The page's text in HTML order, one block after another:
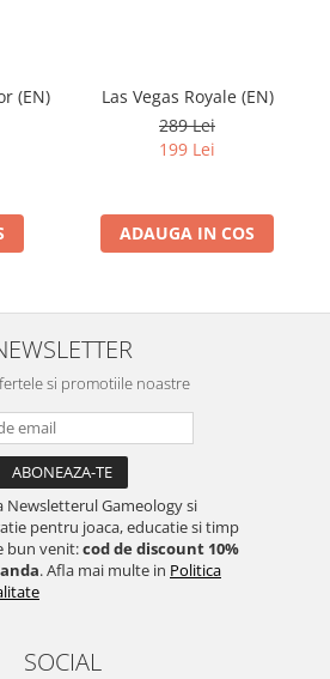
(EN)
Las Vegas Royale (EN)
289 Lei
199 Lei
ADAUGA IN COS
si promotiile noastre
Newsletterul Gameology si
pentru joaca, educatie si timp
bun venit:cod de discount 10%
. Afla mai multe in Politica
SOCIAL